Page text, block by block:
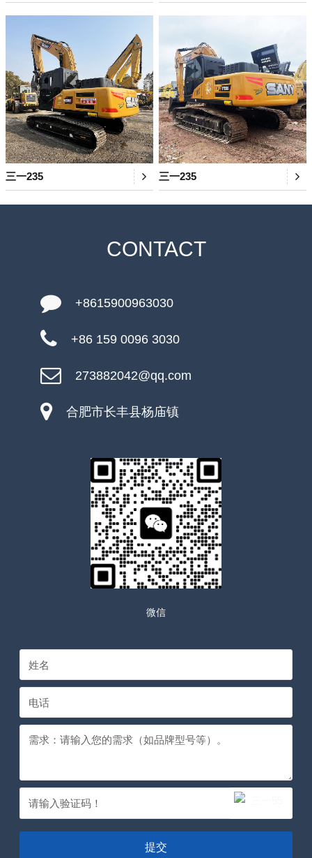
三一235 三一235
CONTACT
+8615900963030
+86 159 0096 3030
273882042@qq.com
合肥市长丰县杨庙镇
微信
提交